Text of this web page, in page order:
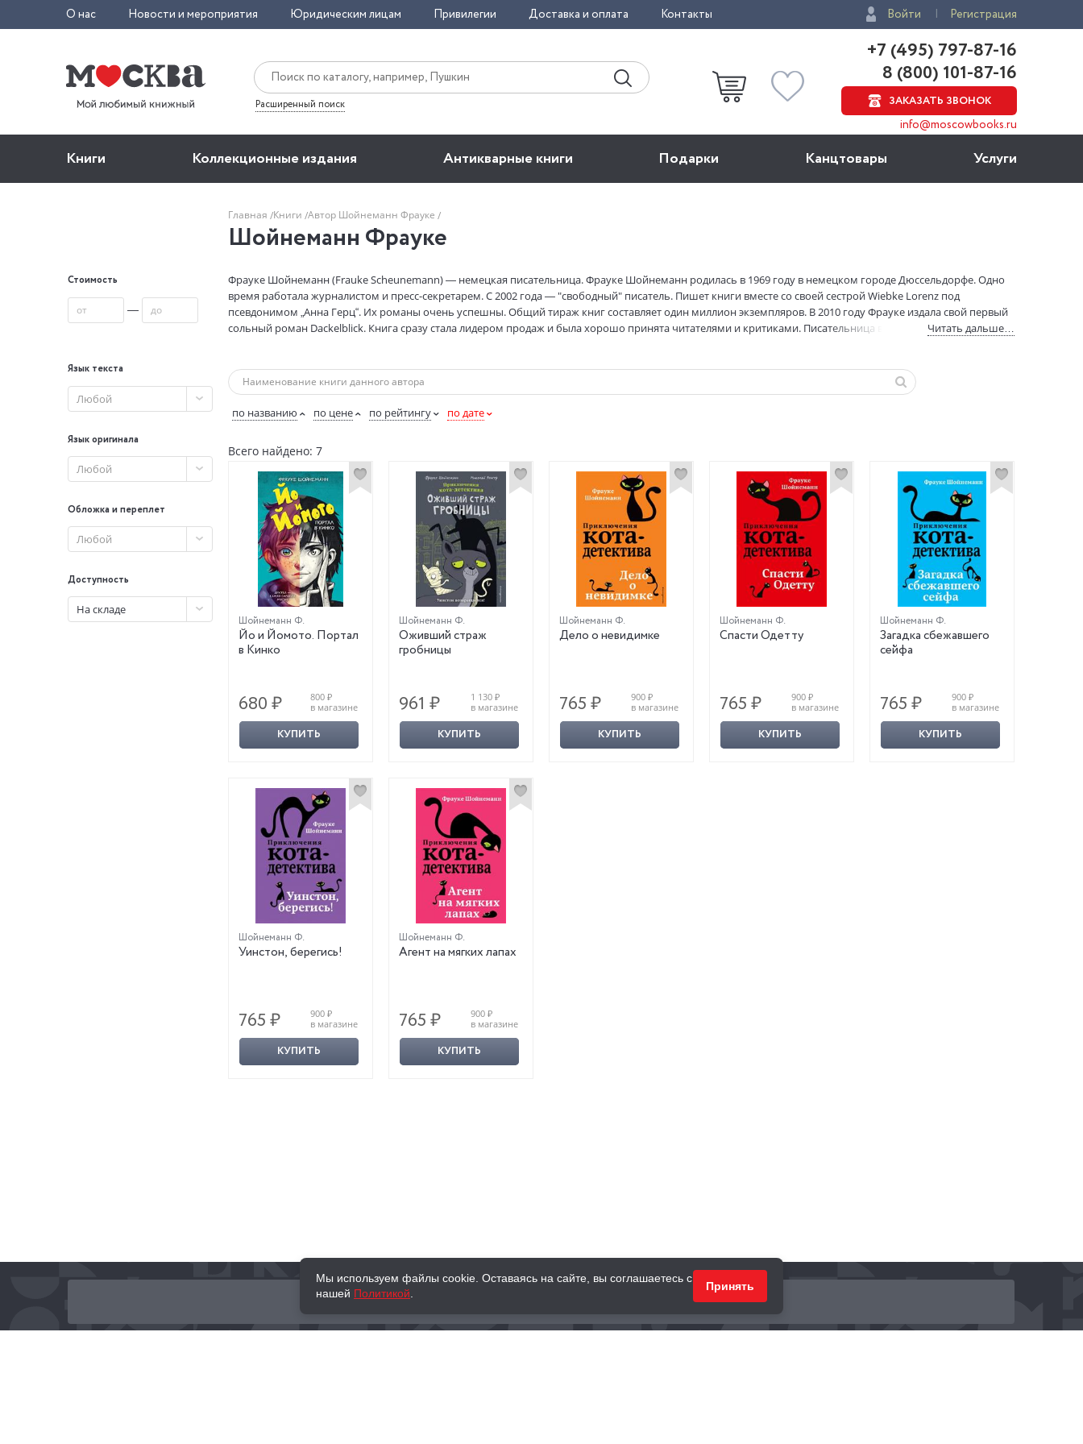
О нас Новости и мероприятия Юридическим лицам Привилегии Доставка и оплата Контакты Войти Регистрация
Расширенный поиск
+7 (495) 797-87-16
8 (800) 101-87-16
ЗАКАЗАТЬ ЗВОНОК
info@moscowbooks.ru
Книги Коллекционные издания Антикварные книги Подарки Канцтовары Услуги
Главная Книги Автор Шойнеманн Фрауке
Шойнеманн Фрауке
Стоимость
—
Язык текста
Любой
Язык оригинала
Любой
Обложка и переплет
Любой
Доступность
На складе
Фрауке Шойнеманн (Frauke Scheunemann) — немецкая писательница. Фрауке Шойнеманн родилась в 1969 году в немецком городе Дюссельдорфе. Одно
время работала журналистом и пресс-секретарем. С 2002 года — "свободный" писатель. Пишет книги вместе со своей сестрой Wiebke Lorenz под
псевдонимом „Анна Герц“. Их романы очень успешны. Общий тираж книг составляет один миллион экземпляров. В 2010 году Фрауке издала свой первый
сольный роман Dackelblick. Книга сразу стала лидером продаж и была хорошо принята читателями и критиками. Писательница вместе с мужем иЧитать дальше…
по названию по цене по рейтингу по дате
Всего найдено: 7
Шойнеманн Ф.
Йо и Йомото. Портал
в Кинко
680 ₽
800 ₽
в магазине
КУПИТЬ
Шойнеманн Ф.
Оживший страж
гробницы
961 ₽
1 130 ₽
в магазине
КУПИТЬ
Шойнеманн Ф.
Дело о невидимке
765 ₽
900 ₽
в магазине
КУПИТЬ
Шойнеманн Ф.
Спасти Одетту
765 ₽
900 ₽
в магазине
КУПИТЬ
Шойнеманн Ф.
Загадка сбежавшего
сейфа
765 ₽
900 ₽
в магазине
КУПИТЬ
Шойнеманн Ф.
Уинстон, берегись!
765 ₽
900 ₽
в магазине
КУПИТЬ
Шойнеманн Ф.
Агент на мягких лапах
765 ₽
900 ₽
в магазине
КУПИТЬ
КНИГИ ПОДАРКИ
Мы используем файлы cookie. Оставаясь на сайте, вы соглашаетесь с
нашей Политикой
Принять